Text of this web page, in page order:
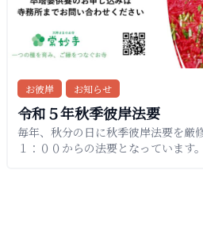
お彼岸 お知らせ
令和５年秋季彼岸法要
毎年、秋分の日に秋季彼岸法要を厳
１：００からの法要となっています